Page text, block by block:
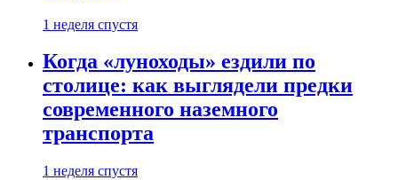
1 неделя спустя
Когда «луноходы» ездили по
столице: как выглядели предки
современного наземного
транспорта
1 неделя спустя